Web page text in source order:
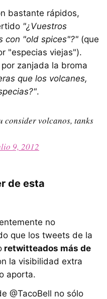
bastante rápidos,
"¿Vuestros
con "old spices"?" (que
"especias viejas").
zanjada la broma
que los volcanes,
.
consider volcanos, tanks
9, 2012
de esta
no
que los tweets de la
retwitteados más de
la visibilidad extra
aporta.
@TacoBell no sólo